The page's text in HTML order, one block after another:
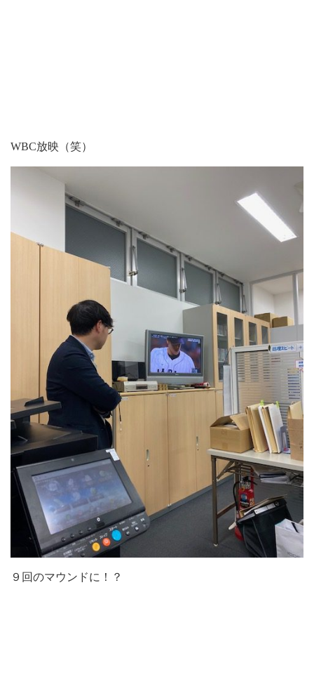
WBC放映（笑）
９回のマウンドに！？